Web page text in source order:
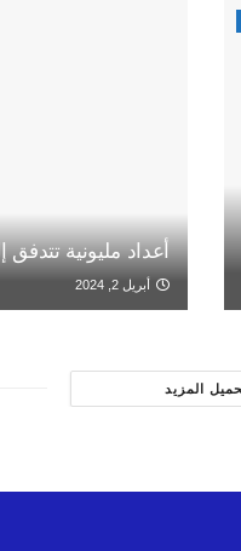
أعداد مليونية
أبريل 2, 2024
المزيد